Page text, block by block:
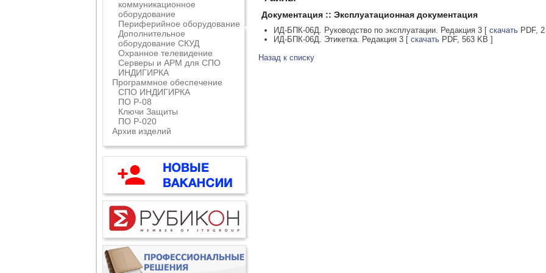
коммуникационное
оборудование
Периферийное оборудование
Дополнительное
оборудование СКУД
Охранное телевидение
Серверы и АРМ для СПО
ИНДИГИРКА
Программное обеспечение
СПО ИНДИГИРКА
ПО Р-08
Ключи Защиты
ПО Р-020
Архив изделий
Документация :: Эксплуатационная документация
ИД-БПК-06Д. Руководство по эксплуатации. Редакция 3 [ скачать PDF,
ИД-БПК-06Д. Этикетка. Редакция 3 [ скачать PDF, 563 KB ]
Назад к списку